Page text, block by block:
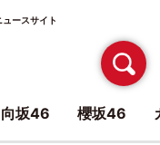
ースサイト
向坂46 櫻坂46